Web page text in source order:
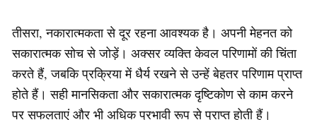
तीसरा, नकारात्मकता से दूर रहना आवश्यक है। अपनी मेहनत को
सकारात्मक सोच से जोड़ें। अक्सर व्यक्ति केवल परिणामों की चिंता
करते हैं, जबकि प्रक्रिया में धैर्य रखने से उन्हें बेहतर परिणाम प्राप्त
होते हैं। सही मानसिकता और सकारात्मक दृष्टिकोण से काम करने
पर सफलताएं और भी अधिक प्रभावी रूप से प्राप्त होती हैं।